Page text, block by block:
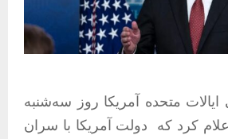
متحده آمریکا روز سه‌شنبه
دولت آمریکا با سران